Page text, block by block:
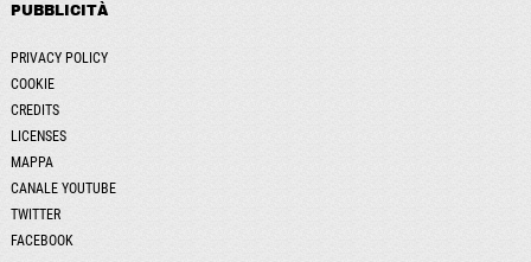
PUBBLICITÀ
PRIVACY POLICY
COOKIE
CREDITS
LICENSES
MAPPA
CANALE YOUTUBE
TWITTER
FACEBOOK